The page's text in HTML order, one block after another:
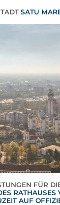
SATU
FÜR
AUF